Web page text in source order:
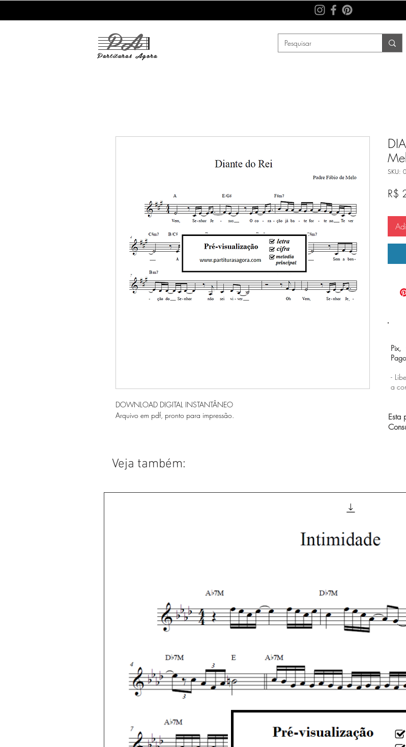
PA
Partituras Agora
DOWNLOAD DIGITAL INSTANTÂNEO
Arquivo em pdf, pronto para impressão.
SKU:
R$
Pix,
Pago
-
a
Esta
Veja também: